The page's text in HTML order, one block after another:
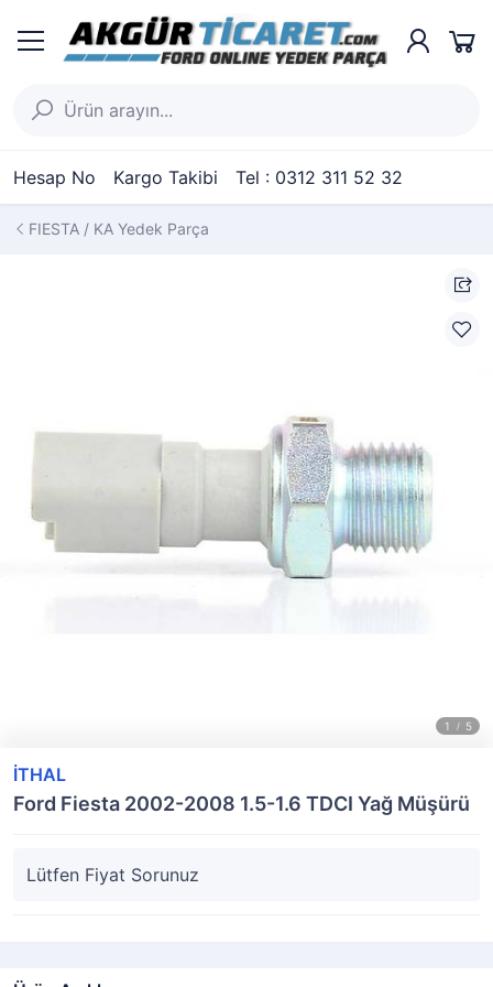
Hesap No Kargo Takibi Tel : 0312 311 52 32
FIESTA / KA Yedek Parça
İTHAL
Ford Fiesta 2002-2008 1.5-1.6 TDCI Yağ Müşürü
Lütfen Fiyat Sorunuz